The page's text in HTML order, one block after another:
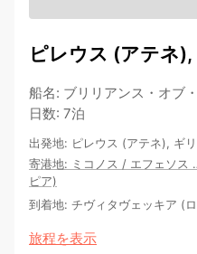
ピレウス (アテネ
船名: ブリリアンス・オブ
日数: 7泊
出発地: ピレウス (アテネ), ギ
寄港地: ミコノス / エフェソス
ピア)
到着地: チヴィタヴェッキア (
旅程を表示